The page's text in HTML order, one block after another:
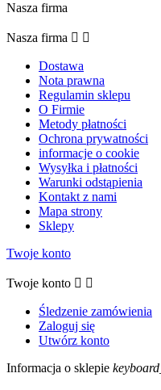
Nasza firma
Nasza firma  
Dostawa
Nota prawna
Regulamin sklepu
O Firmie
Metody płatności
Ochrona prywatności
informacje o cookie
Wysyłka i płatności
Warunki odstąpienia
Kontakt z nami
Mapa strony
Sklepy
Twoje konto
Twoje konto  
Śledzenie zamówienia
Zaloguj się
Utwórz konto
Informacja o sklepie